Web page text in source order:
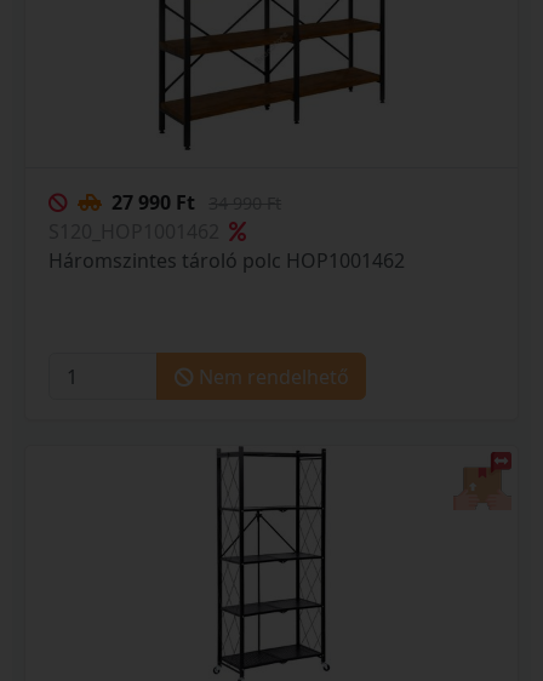
27 990 Ft
Háromszintes tároló polc HOP1001462
Nem rendelhető